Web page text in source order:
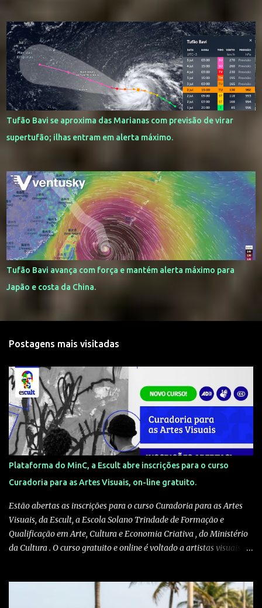
Tufão Bavi se aproxima das Marianas com previsão de virar
supertufão; ilhas entram em alerta máximo.
Tufão Bavi avança com força e mantém alerta máximo para
Japão e costa da China.
Postagens mais visitadas
Plataforma do MinC, a Escult abre inscrições para o curso
Curadoria para as Artes Visuais, on-line gratuito.
Estão abertas as inscrições para o curso Curadoria para as Artes
Visuais, da Escult, a Escola Solano Trindade de Formação e
Qualificação em Arte, Cultura e Economia Criativa , do Ministério
da Cultura . O curso gratuito e online é voltado a artistas visuais,
site escult.cultura.gov.br A formação será ministrada pelo
historiador de arte e professor Kleber Amâncio. Ele é docente da